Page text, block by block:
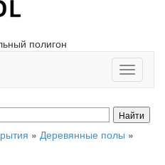
полигон
Toggle
» Деревянные полы »